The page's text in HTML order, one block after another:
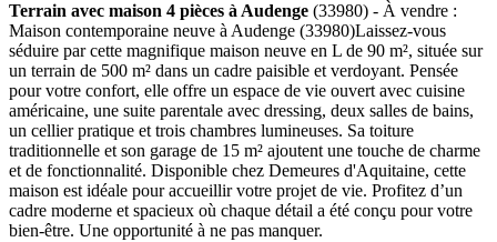
Terrain avec maison 4 pièces à Audenge (33980) - À vendre :
Maison contemporaine neuve à Audenge (33980)Laissez-vous
séduire par cette magnifique maison neuve en L de 90 m², située sur
un terrain de 500 m² dans un cadre paisible et verdoyant. Pensée
pour votre confort, elle offre un espace de vie ouvert avec cuisine
américaine, une suite parentale avec dressing, deux salles de bains,
un cellier pratique et trois chambres lumineuses. Sa toiture
traditionnelle et son garage de 15 m² ajoutent une touche de charme
et de fonctionnalité. Disponible chez Demeures d'Aquitaine, cette
maison est idéale pour accueillir votre projet de vie. Profitez d’un
cadre moderne et spacieux où chaque détail a été conçu pour votre
bien-être. Une opportunité à ne pas manquer.